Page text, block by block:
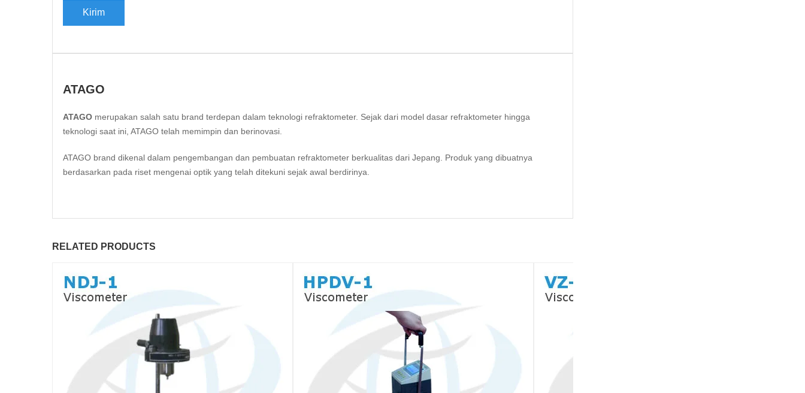
ATAGO
ATAGO merupakan salah satu brand terdepan dalam teknologi refraktometer. Sejak dari model dasar refraktometer hingga
teknologi saat ini, ATAGO telah memimpin dan berinovasi.
ATAGO brand dikenal dalam pengembangan dan pembuatan refraktometer berkualitas dari Jepang. Produk yang dibuatnya
berdasarkan pada riset mengenai optik yang telah ditekuni sejak awal berdirinya.
RELATED PRODUCTS